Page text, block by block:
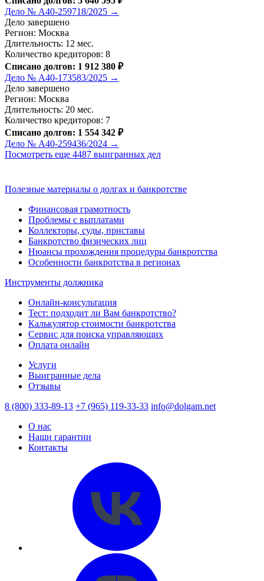
Дело № А40-259718/2025 →
Дело завершено
Регион: Москва
Длительность: 12 мес.
Количество кредиторов: 8
Списано долгов: 1 912 380 ₽
Дело № А40-173583/2025 →
Дело завершено
Регион: Москва
Длительность: 20 мес.
Количество кредиторов: 7
Списано долгов: 1 554 342 ₽
Дело № А40-259436/2024 →
Посмотреть еще 4487 выигранных дел
Полезные материалы о долгах и банкротстве
Финансовая грамотность
Проблемы с выплатами
Коллекторы, суды, приставы
Банкротство физических лиц
Нюансы прохождения процедуры банкротства
Особенности банкротства в регионах
Инструменты должника
Онлайн-консультация
Тест: подходит ли Вам банкротство?
Калькулятор стоимости банкротства
Сервис для поиска управляющих
Оплата онлайн
Услуги
Выигранные дела
Отзывы
8 (800) 333-89-13 +7 (965) 119-33-33 info@dolgam.net
О нас
Наши гарантии
Контакты